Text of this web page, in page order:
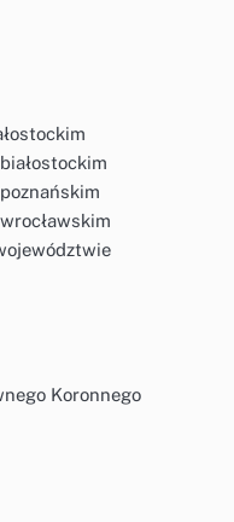
Koronnego